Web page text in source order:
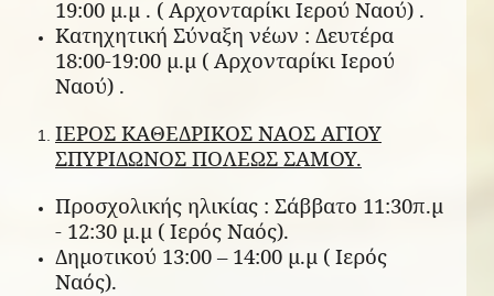
19:00 μ.μ . ( Αρχονταρίκι Ιερού Ναού) .
Κατηχητική Σύναξη νέων : Δευτέρα
18:00-19:00 μ.μ ( Αρχονταρίκι Ιερού
Ναού) .
ΙΕΡΟΣ ΚΑΘΕΔΡΙΚΟΣ ΝΑΟΣ ΑΓΙΟΥ
ΣΠΥΡΙΔΩΝΟΣ ΠΟΛΕΩΣ ΣΑΜΟΥ.
Προσχολικής ηλικίας : Σάββατο 11:30π.μ
- 12:30 μ.μ ( Ιερός Ναός).
Δημοτικού 13:00 – 14:00 μ.μ ( Ιερός
Ναός).